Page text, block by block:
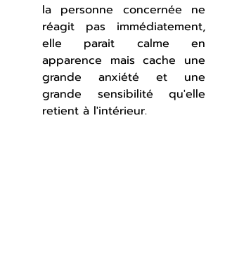
la personne concernée ne
réagit pas immédiatement,
elle parait calme en
apparence mais cache une
grande anxiété et une
grande sensibilité qu'elle
retient à l'intérieur.